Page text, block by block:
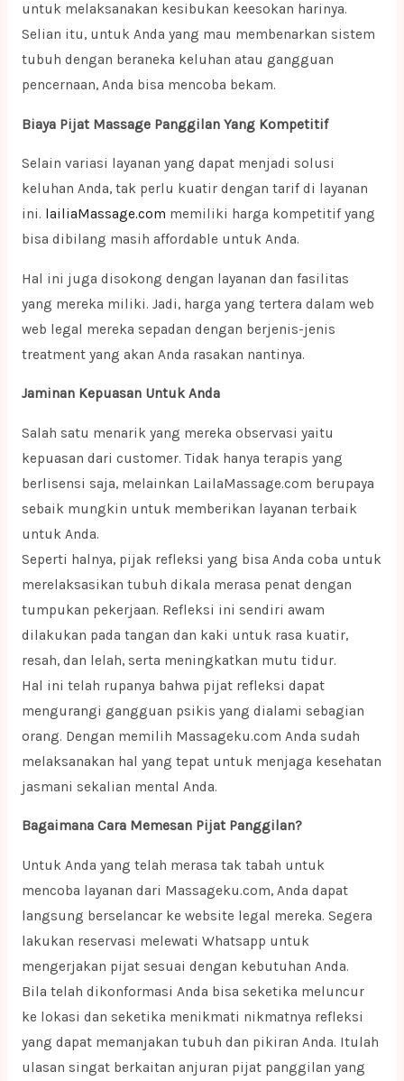
untuk melaksanakan kesibukan keesokan harinya.
Selian itu, untuk Anda yang mau membenarkan sistem
tubuh dengan beraneka keluhan atau gangguan
pencernaan, Anda bisa mencoba bekam.
Biaya Pijat Massage Panggilan Yang Kompetitif
Selain variasi layanan yang dapat menjadi solusi
keluhan Anda, tak perlu kuatir dengan tarif di layanan
ini. lailiaMassage.com memiliki harga kompetitif yang
bisa dibilang masih affordable untuk Anda.
Hal ini juga disokong dengan layanan dan fasilitas
yang mereka miliki. Jadi, harga yang tertera dalam web
web legal mereka sepadan dengan berjenis-jenis
treatment yang akan Anda rasakan nantinya.
Jaminan Kepuasan Untuk Anda
Salah satu menarik yang mereka observasi yaitu
kepuasan dari customer. Tidak hanya terapis yang
berlisensi saja, melainkan LailaMassage.com berupaya
sebaik mungkin untuk memberikan layanan terbaik
untuk Anda.
Seperti halnya, pijak refleksi yang bisa Anda coba untuk
merelaksasikan tubuh dikala merasa penat dengan
tumpukan pekerjaan. Refleksi ini sendiri awam
dilakukan pada tangan dan kaki untuk rasa kuatir,
resah, dan lelah, serta meningkatkan mutu tidur.
Hal ini telah rupanya bahwa pijat refleksi dapat
mengurangi gangguan psikis yang dialami sebagian
orang. Dengan memilih Massageku.com Anda sudah
melaksanakan hal yang tepat untuk menjaga kesehatan
jasmani sekalian mental Anda.
Bagaimana Cara Memesan Pijat Panggilan?
Untuk Anda yang telah merasa tak tabah untuk
mencoba layanan dari Massageku.com, Anda dapat
langsung berselancar ke website legal mereka. Segera
lakukan reservasi melewati Whatsapp untuk
mengerjakan pijat sesuai dengan kebutuhan Anda.
Bila telah dikonformasi Anda bisa seketika meluncur
ke lokasi dan seketika menikmati nikmatnya refleksi
yang dapat memanjakan tubuh dan pikiran Anda. Itulah
ulasan singat berkaitan anjuran pijat panggilan yang